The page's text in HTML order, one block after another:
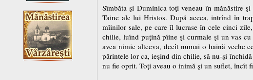
Sîmbăta şi Duminica toţi veneau în mănăstire
Taine ale lui Hristos. După aceea, intrînd în
mîinilor sale, pe care îl lucrase în cele cinci
chilie, luînd puţină pîine şi curmale şi un vas
avea nimic altceva, decît numai o haină veche
părintele lor ca, ieşind din chilie, să nu-şi
nu fie oprit. Toţi aveau o inimă şi un suflet, încît